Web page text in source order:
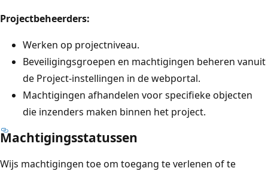
Projectbeheerders:
Werken op projectniveau.
Beveiligingsgroepen en machtigingen beheren vanuit
de Project-instellingen in de webportal.
Machtigingen afhandelen voor specifieke objecten
die inzenders maken binnen het project.
Machtigingsstatussen
Wijs machtigingen toe om toegang te verlenen of te